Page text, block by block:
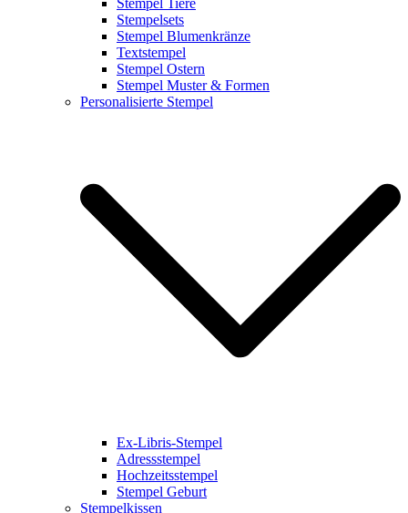
Stempel Tiere
Stempelsets
Stempel Blumenkränze
Textstempel
Stempel Ostern
Stempel Muster & Formen
Personalisierte Stempel
Ex-Libris-Stempel
Adressstempel
Hochzeitsstempel
Stempel Geburt
Stempelkissen